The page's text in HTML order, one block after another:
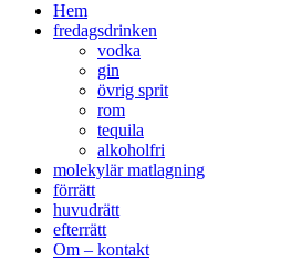
Hem
fredagsdrinken
vodka
gin
övrig sprit
rom
tequila
alkoholfri
molekylär matlagning
förrätt
huvudrätt
efterrätt
Om – kontakt